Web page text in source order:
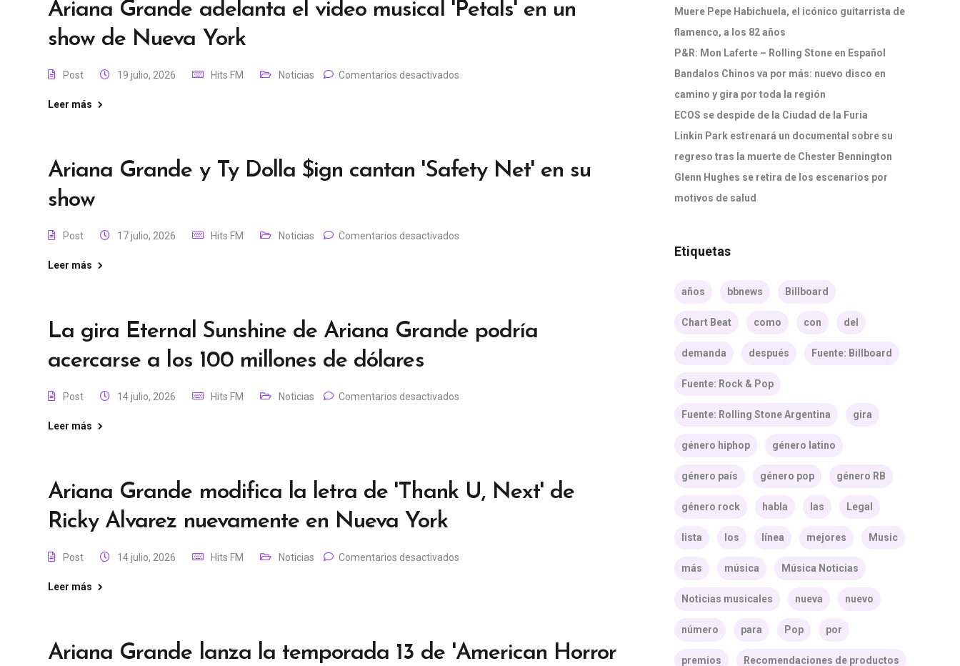
Ariana Grande adelanta el video musical 'Petals' en un
show de Nueva York
Post 19 julio, 2026 Hits FM Noticias Comentarios desactivados
Leer más
Ariana Grande y Ty Dolla $ign cantan 'Safety Net' en su
show
Post 17 julio, 2026 Hits FM Noticias Comentarios desactivados
Leer más
La gira Eternal Sunshine de Ariana Grande podría
acercarse a los 100 millones de dólares
Post 14 julio, 2026 Hits FM Noticias Comentarios desactivados
Leer más
Ariana Grande modifica la letra de 'Thank U, Next' de
Ricky Alvarez nuevamente en Nueva York
Post 14 julio, 2026 Hits FM Noticias Comentarios desactivados
Leer más
Ariana Grande lanza la temporada 13 de 'American Horror
Muere Pepe Habichuela, el icónico guitarrista de
flamenco, a los 82 años
P&R: Mon Laferte – Rolling Stone en Español
Bandalos Chinos va por más: nuevo disco en
camino y gira por toda la región
ECOS se despide de la Ciudad de la Furia
Linkin Park estrenará un documental sobre su
regreso tras la muerte de Chester Bennington
Glenn Hughes se retira de los escenarios por
motivos de salud
Etiquetas
años bbnews Billboard
Chart Beat como con del
demanda después Fuente: Billboard
Fuente: Rock & Pop
Fuente: Rolling Stone Argentina gira
género hiphop género latino
género país género pop género RB
género rock habla las Legal
lista los línea mejores Music
más música Música Noticias
Noticias musicales nueva nuevo
número para Pop por
premios Recomendaciones de productos